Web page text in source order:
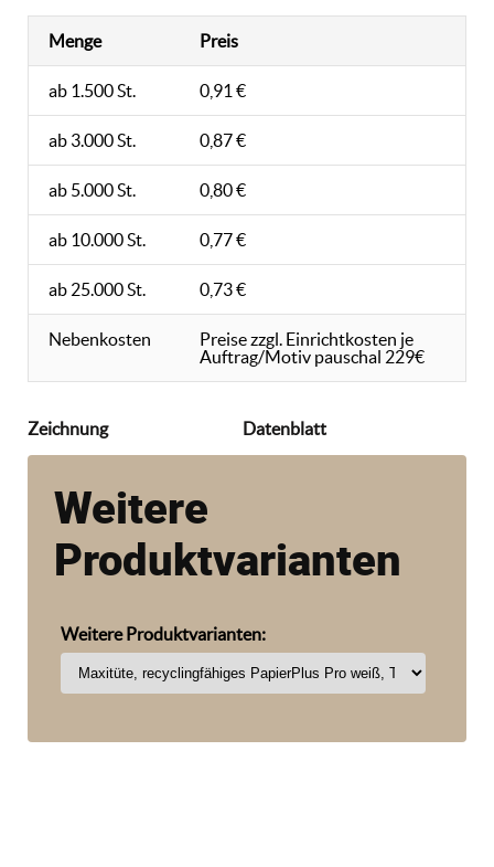
Menge Preis
ab 1.500 St. 0,91 €
ab 3.000 St. 0,87 €
ab 5.000 St. 0,80 €
ab 10.000 St. 0,77 €
ab 25.000 St. 0,73 €
Nebenkosten
Preise zzgl. Einrichtkosten je
Auftrag/Motiv pauschal 229€
Zeichnung Datenblatt
Weitere
Produktvarianten
Weitere Produktvarianten: